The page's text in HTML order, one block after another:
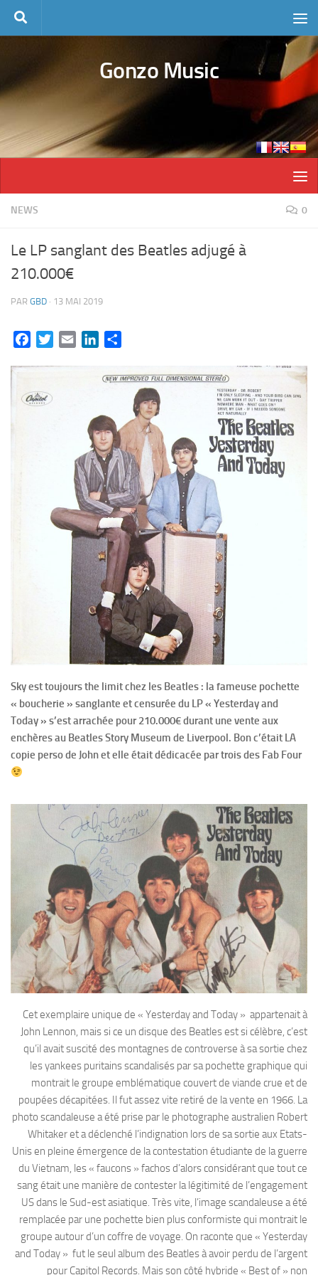
Skip to content
Gonzo Music
NEWS 0
Le LP sanglant des Beatles adjugé à
210.000€
PAR GBD · 13 MAI 2019
FacebookTwitterEmail LinkedIn
Sky est toujours the limit chez les Beatles : la fameuse pochette
« boucherie » sanglante et censurée du LP « Yesterday and
Today » s’est arrachée pour 210.000€ durant une vente aux
enchères au Beatles Story Museum de Liverpool. Bon c’était LA
copie perso de John et elle était dédicacée par trois des Fab Four
Cet exemplaire unique de « Yesterday and Today » appartenait à
John Lennon, mais si ce un disque des Beatles est si célèbre, c’est
qu’il avait suscité des montagnes de controverse à sa sortie chez
les yankees puritains scandalisés par sa pochette graphique qui
montrait le groupe emblématique couvert de viande crue et de
poupées décapitées. Il fut assez vite retiré de la vente en 1966. La
photo scandaleuse a été prise par le photographe australien Robert
Whitaker et a déclenché l’indignation lors de sa sortie aux Etats-
Unis en pleine émergence de la contestation étudiante de la guerre
du Vietnam, les « faucons » fachos d’alors considérant que tout ce
sang était une manière de contester la légitimité de l’engagement
US dans le Sud-est asiatique. Très vite, l’image scandaleuse a été
remplacée par une pochette bien plus conformiste qui montrait le
groupe autour d’un coffre de voyage. On raconte que « Yesterday
and Today » fut le seul album des Beatles à avoir perdu de l’argent
pour Capitol Records. Mais son côté hybride « Best of » non